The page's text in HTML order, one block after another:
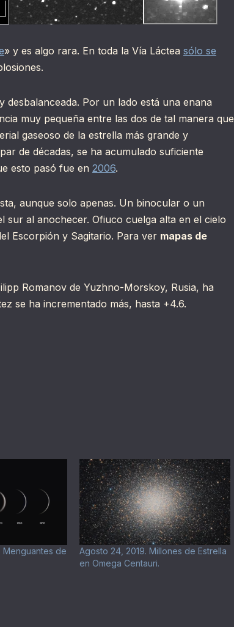
» y es algo rara. En toda la Vía Láctea sólo se
Por un lado está una enana
muy pequeña entre las dos de tal manera que
gaseoso de la estrella más grande y
de décadas, se ha acumulado suficiente
esto pasó fue en 2006.
aunque solo apenas. Un binocular o un
sur al anochecer. Ofiuco cuelga alta en el cielo
Escorpión y Sagitario. Para ver mapas de
Romanov de Yuzhno-Morskoy, Rusia, ha
se ha incrementado más, hasta +4.6.
Menguantes de
Agosto 24, 2019. Millones de Estrella
en Omega Centauri.